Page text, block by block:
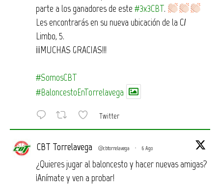
parte a los ganadores de este #3x3CBT.
Les encontrarás en su nueva ubicación de la C/
Limbo, 5.
¡¡¡MUCHAS GRACIAS!!!
#SomosCBT
#BaloncestoEnTorrelavega
Twitter
CBT Torrelavega @cbtorrelavega · 6 Ago
¿Quieres jugar al baloncesto y hacer nuevas amigas?
¡Anímate y ven a probar!